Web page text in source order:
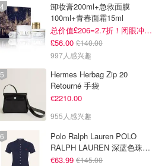
卸妆膏200ml+急救面膜
100ml+青春面霜15ml
总价值£206=2.7折！闭眼冲这套！
£56.00 £140.00
997人感兴趣
Hermes Herbag Zip 20
Retourné 手袋
€2210.00
955人感兴趣
Polo Ralph Lauren POLO
RALPH LAUREN 深蓝色珠地
布 Polo衫
€63.99 €145.00